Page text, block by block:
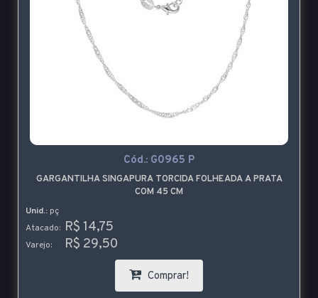
Cód.: G0965 P
GARGANTILHA SINGAPURA TORCIDA FOLHEADA A PRATA
COM 45 CM
Unid.: pç
Atacado: R$ 14,75
Varejo: R$ 29,50
Comprar!